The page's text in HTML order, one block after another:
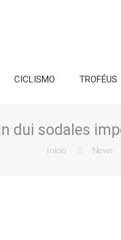
CICLISMO TROFÉUS
dui sodales
Início News